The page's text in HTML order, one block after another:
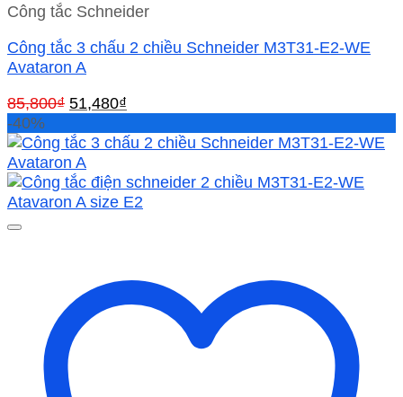
Công tắc Schneider
Công tắc 3 chấu 2 chiều Schneider M3T31-E2-WE
Avataron A
85,800₫ Giá
là:
85,800₫.
51,480₫
tại
51,480₫.
-40%